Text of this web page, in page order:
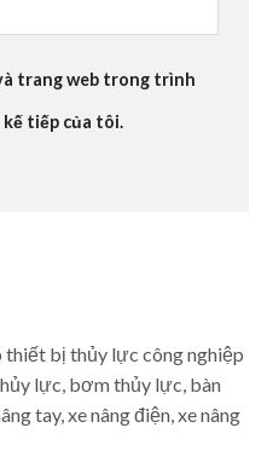
trang web trong trình
tiếp của tôi.
thiết bị thủy lực công nghiệp
lực, bơm thủy lực, bàn
tay, xe nâng điện, xe nâng